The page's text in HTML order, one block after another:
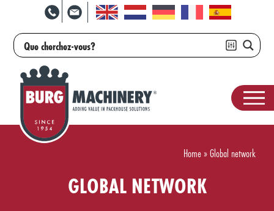
Home»Global network
GLOBAL NETWORK